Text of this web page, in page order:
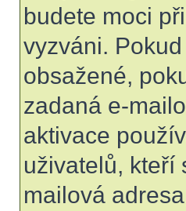
budete moci
vyzváni.
obsažené,
zadaná e-
aktivace
uživatelů, kteří
mailová